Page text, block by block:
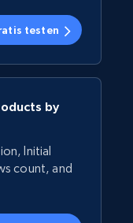
testen
by
Initial
count, and